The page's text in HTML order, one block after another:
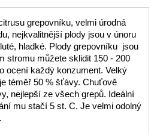
grepovníku, velmi úrodná
nejkvalitnější plody jsou v únoru
hladké. Plody grepovníku jsou
stromu můžete sklidit 150 - 200
ocení každý konzument. Velký
téměř 50 % šťávy. Chuťově
nejlepší ze všech grepů. Ideální
mu stačí 5 st. C. Je velmi odolný